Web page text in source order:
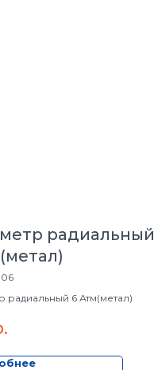
радиальный
радиальный 6 Атм(метал)